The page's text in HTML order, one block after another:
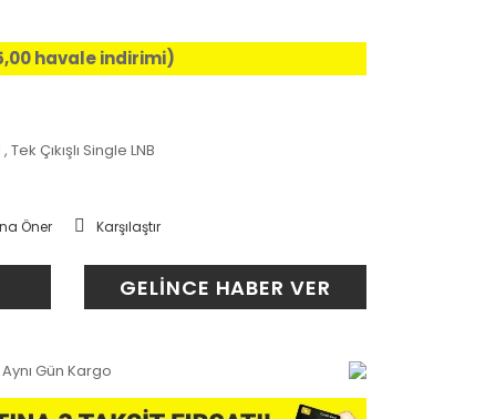
havale indirimi)
,Tek Çıkışlı Single LNB
Öner Karşılaştır
GELİNCE HABER VER
Aynı Gün Kargo